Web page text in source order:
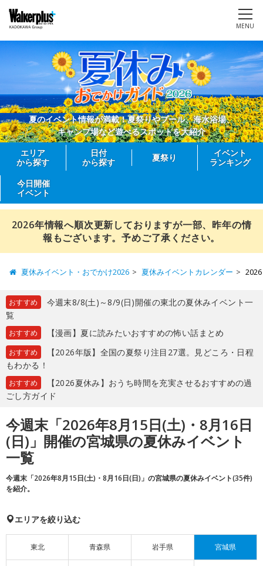
MENU
夏のイベント情報が満載！夏祭りやプール、海水浴場、
キャンプ場など遊べるスポットを大紹介
エリア
から探す
日付
から探す
夏祭り
イベント
ランキング
今日開催
イベント
2026年情報へ順次更新しておりますが一部、昨年の情
報もございます。予めご了承ください。
夏休みイベント・おでかけ2026 夏休みイベントカレンダー
おすすめ
今週末8/8(土)～8/9(日)開催の東北の夏休みイベント一
覧
おすすめ 【漫画】夏に読みたいおすすめの怖い話まとめ
おすすめ
【2026年版】全国の夏祭り注目27選。見どころ・日程
もわかる！
おすすめ
【2026夏休み】おうち時間を充実させるおすすめの過
ごし方ガイド
今週末「2026年8月15日(土)・8月16日
(日)」開催の宮城県の夏休みイベント
一覧
今週末「2026年8月15日(土)・8月16日(日)」の宮城県の夏休みイベント(35件)
を紹介。
エリアを絞り込む
東北 青森県 岩手県 宮城県